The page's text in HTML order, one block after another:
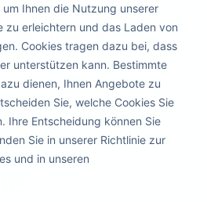
mit giftfreien flüssigen
werden.
Ihnen die Nutzung unserer
zu erleichtern und das Laden von
Cookies tragen dazu bei, dass
unterstützen kann. Bestimmte
dienen, Ihnen Angebote zu
Sie, welche Cookies Sie
Ihre Entscheidung können Sie
Sie in unserer Richtlinie zur
und in unseren